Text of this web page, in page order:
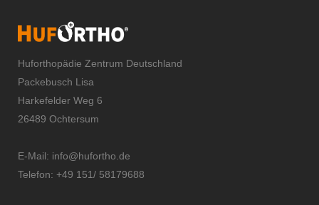
Huforthopädie Zentrum Deutschland
Packebusch Lisa
Harkefelder Weg 6
26489 Ochtersum
E-Mail: info@hufortho.de
Telefon: +49 151/ 58179688